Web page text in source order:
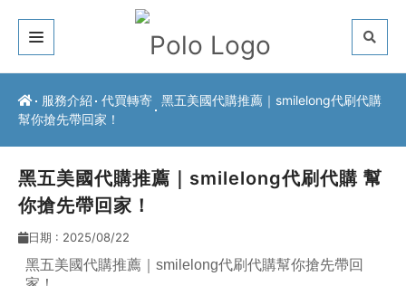
關於我們
服務介紹
常見問題
最新公告
服務介紹 代買轉寄 黑五美國代購推薦｜smilelong代刷代購
幫你搶先帶回家！
黑五美國代購推薦｜smilelong代刷代購 幫
你搶先帶回家！
日期 : 2025/08/22
黑五美國代購推薦｜ smilelong代刷代購幫你搶先帶回